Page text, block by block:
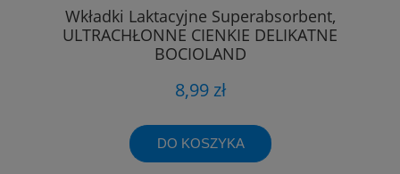
Wkładki Laktacyjne Superabsorbent,
ULTRACHŁONNE CIENKIE DELIKATNE
BOCIOLAND
8,99 zł
DO KOSZYKA